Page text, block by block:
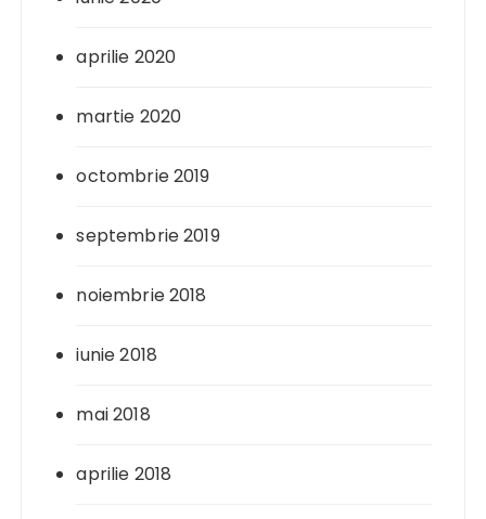
aprilie 2020
martie 2020
octombrie 2019
septembrie 2019
noiembrie 2018
iunie 2018
mai 2018
aprilie 2018